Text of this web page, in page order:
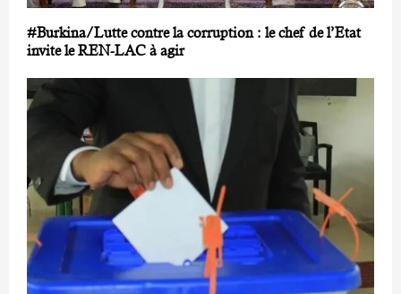
#Burkina/Lutte contre la corruption : le chef de l’Etat
invite le REN-LAC à agir